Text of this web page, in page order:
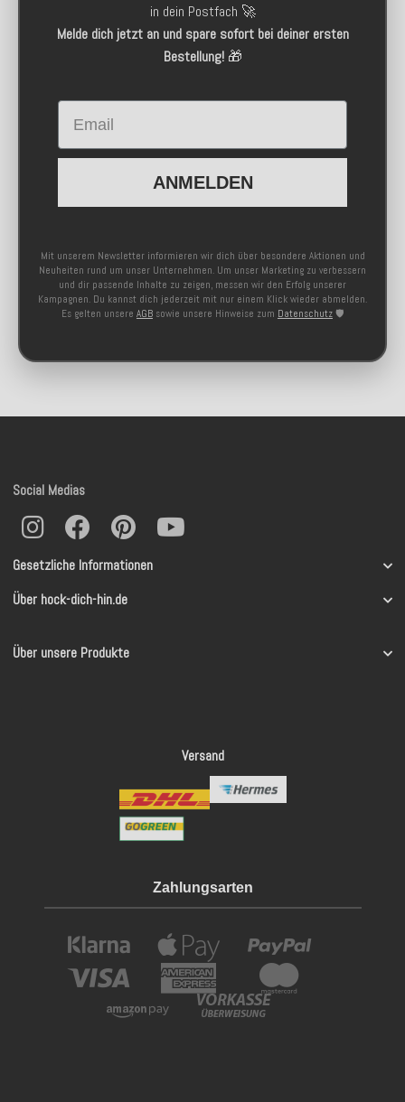
in dein Postfach 🚀
Melde dich jetzt an und spare sofort bei deiner ersten
Bestellung!🎁
Email
ANMELDEN
Mit unserem Newsletter informieren wir dich über besondere Aktionen und
Neuheiten rund um unser Unternehmen. Um unser Marketing zu verbessern
und dir passende Inhalte zu zeigen, messen wir den Erfolg unserer
Kampagnen. Du kannst dich jederzeit mit nur einem Klick wieder abmelden.
Es gelten unsere AGB sowie unsere Hinweise zum Datenschutz 🛡️
Gesetzliche Informationen
Über hock-dich-hin.de
Über unsere Produkte
Social Medias
Versand
Zahlungsarten